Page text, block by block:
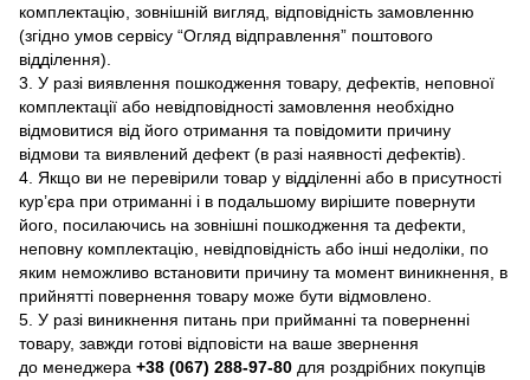
комплектацію, зовнішній вигляд, відповідність замовленню
(згідно умов сервісу “Огляд відправлення” поштового
відділення).
3. У разі виявлення пошкодження товару, дефектів, неповної
комплектації або невідповідності замовлення необхідно
відмовитися від його отримання та повідомити причину
відмови та виявлений дефект (в разі наявності дефектів).
4. Якщо ви не перевірили товар у відділенні або в присутності
кур’єра при отриманні і в подальшому вирішите повернути
його, посилаючись на зовнішні пошкодження та дефекти,
неповну комплектацію, невідповідність або інші недоліки, по
яким неможливо встановити причину та момент виникнення, в
прийнятті повернення товару може бути відмовлено.
5. У разі виникнення питань при прийманні та поверненні
товару, завжди готові відповісти на ваше звернення
до менеджера +38 (067) 288-97-80 для роздрібних покупців